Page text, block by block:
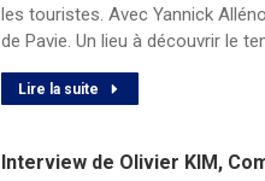
les touristes. Avec Yannick
de Pavie. Un lieu à découvrir le
Lire la suite
Interview de Olivier KIM,